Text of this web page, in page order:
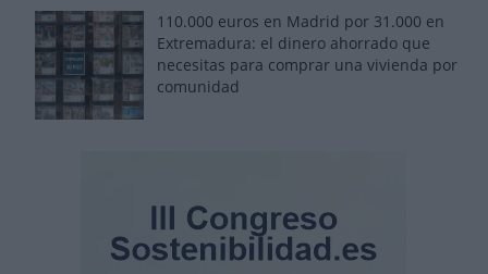
110.000 euros en Madrid por 31.000 en
Extremadura: el dinero ahorrado que
necesitas para comprar una vivienda por
comunidad